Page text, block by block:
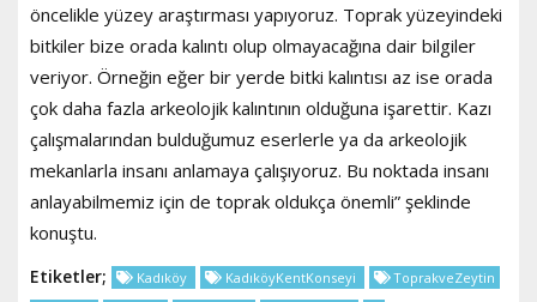
öncelikle yüzey araştırması yapıyoruz. Toprak yüzeyindeki
bitkiler bize orada kalıntı olup olmayacağına dair bilgiler
veriyor. Örneğin eğer bir yerde bitki kalıntısı az ise orada
çok daha fazla arkeolojik kalıntının olduğuna işarettir. Kazı
çalışmalarından bulduğumuz eserlerle ya da arkeolojik
mekanlarla insanı anlamaya çalışıyoruz. Bu noktada insanı
anlayabilmemiz için de toprak oldukça önemli” şeklinde
konuştu.
Etiketler; Kadıköy KadıköyKentKonseyi
ToprakveZeytin